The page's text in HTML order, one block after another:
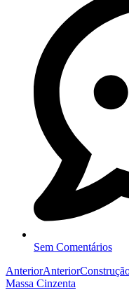
Sem Comentários
AnteriorAnterior
Massa Cinzenta